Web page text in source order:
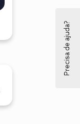
Precisa de ajuda?